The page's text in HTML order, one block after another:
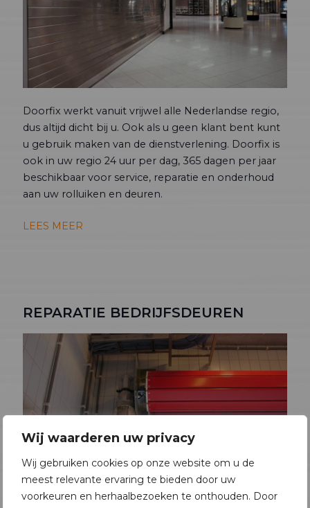
Wij waarderen uw privacy
Wij gebruiken cookies op onze website om u de
meest relevante ervaring te bieden door uw
voorkeuren en herhaalbezoeken te onthouden. Door
Doorfix werkt vanuit vrijwel alle Nederlandse regio,
dus altijd dicht bij u. Ook als u geen klant bent kunt
u gebruik maken van de dienstverlening. Doorfix is
ook in uw regio 24 uur per dag, 365 dagen per jaar
beschikbaar voor service, reparatie en onderhoud
aan uw rolluiken en deuren.
LEES MEER
REPARATIE BEDRIJFSDEUREN